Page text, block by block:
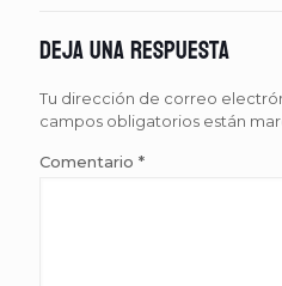
Deja una respuesta
Tu dirección de correo
campos obligatorios están
Comentario *